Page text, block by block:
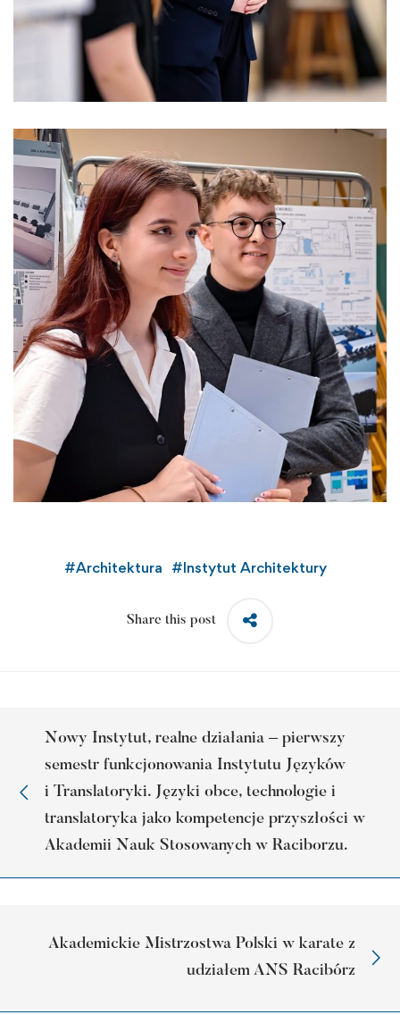
#Architektura #Instytut Architektury
Share this post
Nowy Instytut, realne działania – pierwszy
semestr funkcjonowania Instytutu Języków
i Translatoryki. Języki obce, technologie i
translatoryka jako kompetencje przyszłości w
Akademii Nauk Stosowanych w Raciborzu.
Akademickie Mistrzostwa Polski w karate z
udziałem ANS Racibórz